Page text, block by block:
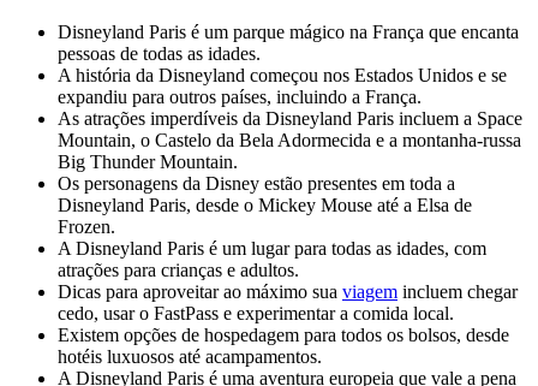
Disneyland Paris é um parque mágico na França que encanta
pessoas de todas as idades.
A história da Disneyland começou nos Estados Unidos e se
expandiu para outros países, incluindo a França.
As atrações imperdíveis da Disneyland Paris incluem a Space
Mountain, o Castelo da Bela Adormecida e a montanha-russa
Big Thunder Mountain.
Os personagens da Disney estão presentes em toda a
Disneyland Paris, desde o Mickey Mouse até a Elsa de
Frozen.
A Disneyland Paris é um lugar para todas as idades, com
atrações para crianças e adultos.
Dicas para aproveitar ao máximo sua viagem incluem chegar
cedo, usar o FastPass e experimentar a comida local.
Existem opções de hospedagem para todos os bolsos, desde
hotéis luxuosos até acampamentos.
A Disneyland Paris é uma aventura europeia que vale a pena